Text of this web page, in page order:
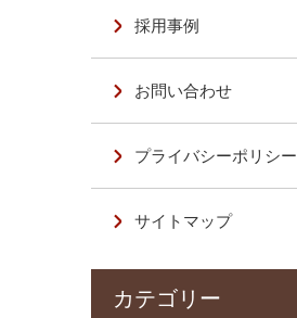
採用事例
お問い合わせ
プライバシーポリシー
サイトマップ